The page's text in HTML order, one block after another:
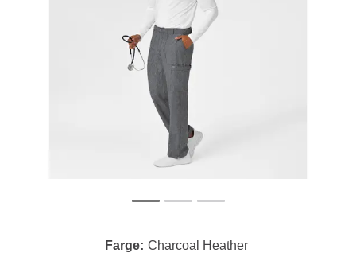
Farge Charcoal Heather